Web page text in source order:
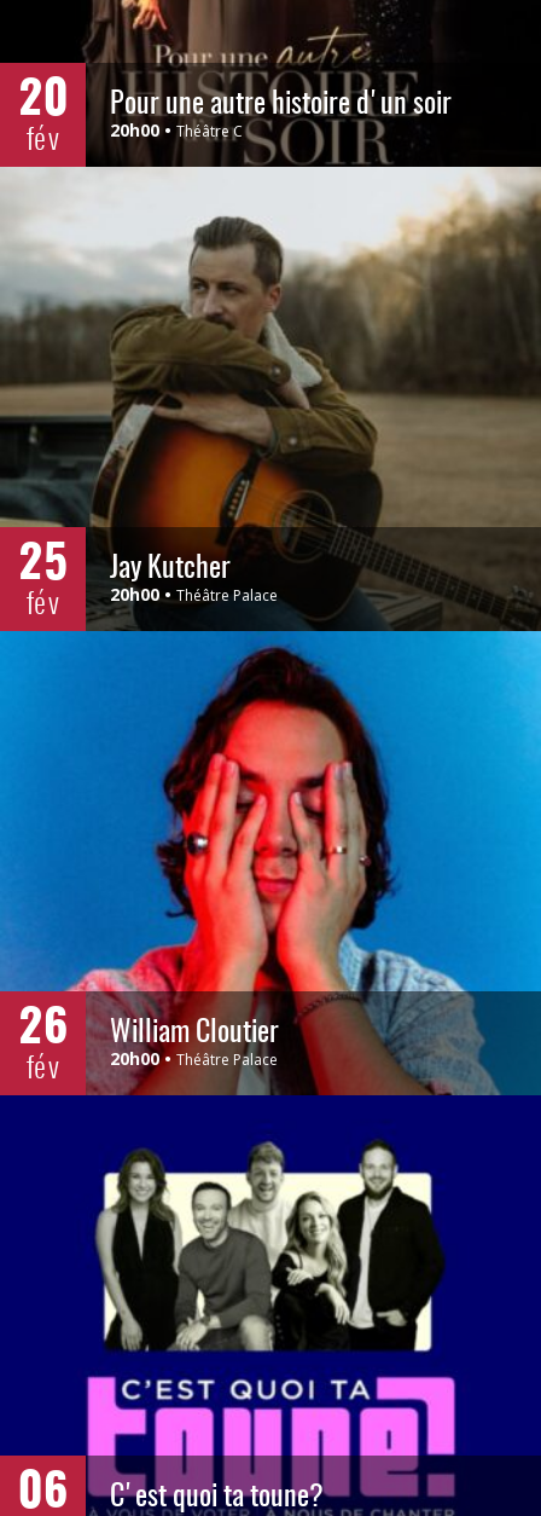
20
fév
Pour une autre histoire d'un soir
20h00 Théâtre C
25
fév
Jay Kutcher
20h00 Théâtre Palace
26
fév
William Cloutier
20h00 Théâtre Palace
06 C'est quoi ta toune?